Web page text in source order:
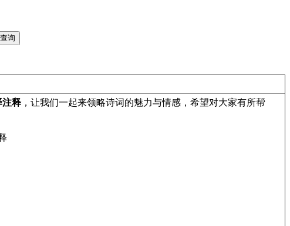
注释 ，让我们一起来领略诗词的魅力与情感，希望对大家有所帮